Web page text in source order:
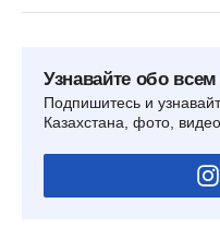
Узнавайте обо
Подпишитесь и
Казахстана, фото,